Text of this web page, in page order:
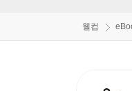
웰컴